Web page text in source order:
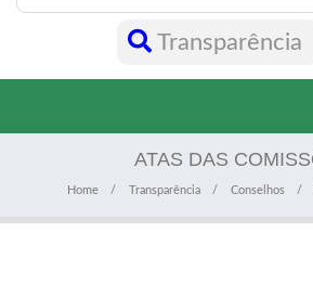
Transparência
ATAS DAS
Home Transparência Conselhos